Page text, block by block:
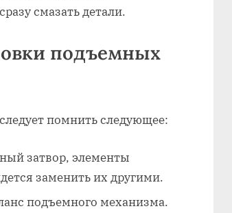
смазать детали.
подъемных
помнить следующее:
затвор, элементы
заменить их другими.
подъемного механизма.